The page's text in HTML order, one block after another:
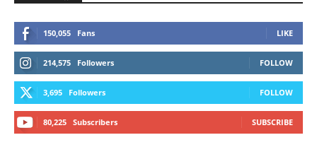
150,055 Fans LIKE
214,575 Followers FOLLOW
3,695 Followers FOLLOW
80,225 Subscribers SUBSCRIBE